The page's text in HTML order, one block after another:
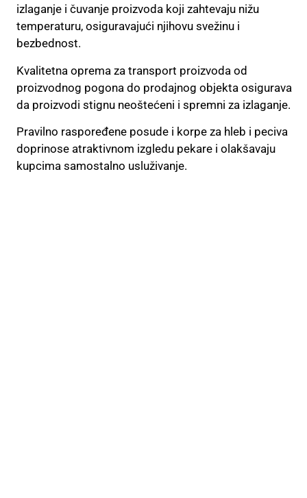
izlaganje i čuvanje proizvoda koji zahtevaju nižu
temperaturu, osiguravajući njihovu svežinu i
bezbednost.
Kvalitetna oprema za transport proizvoda od
proizvodnog pogona do prodajnog objekta osigurava
da proizvodi stignu neoštećeni i spremni za izlaganje.
Pravilno raspoređene posude i korpe za hleb i peciva
doprinose atraktivnom izgledu pekare i olakšavaju
kupcima samostalno usluživanje.